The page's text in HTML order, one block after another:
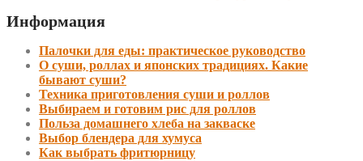
Информация
Палочки для еды: практическое руководство
О суши, роллах и японских традициях. Какие
бывают суши?
Техника приготовления суши и роллов
Выбираем и готовим рис для роллов
Польза домашнего хлеба на закваске
Выбор блендера для хумуса
Как выбрать фритюрницу